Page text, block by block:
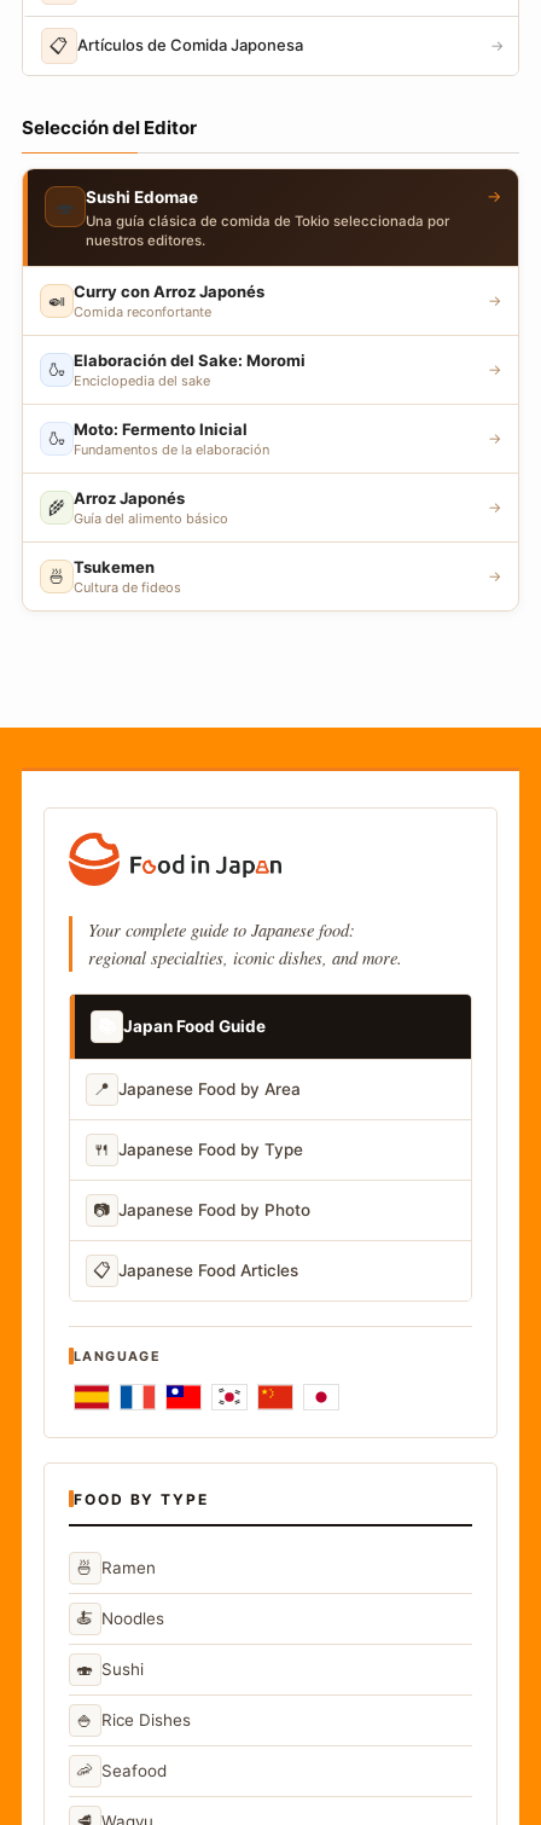
📋 Artículos de Comida Japonesa →
Selección del Editor
🍣 Sushi Edomae
Una guía clásica de comida de Tokio seleccionada por
nuestros editores.
→
🍛 Curry con Arroz Japonés
Comida reconfortante
→
🍶 Elaboración del Sake: Moromi
Enciclopedia del sake
→
🍶 Moto: Fermento Inicial
Fundamentos de la elaboración
→
🌾 Arroz Japonés
Guía del alimento básico
→
🍜 Tsukemen
Cultura de fideos
→
Your complete guide to Japanese food:
regional specialties, iconic dishes, and more.
Japan Food Guide
📍 Japanese Food by Area
🍴 Japanese Food by Type
📷 Japanese Food by Photo
📋 Japanese Food Articles
LANGUAGE
FOOD BY TYPE
🍜 Ramen
🍝 Noodles
🍣 Sushi
🍚 Rice Dishes
🦐 Seafood